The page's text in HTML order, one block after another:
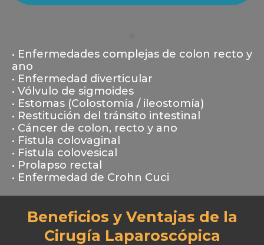
• Enfermedades complejas de colon recto y
ano
• Enfermedad diverticular
• Vólvulo de sigmoides
• Estomas (Colostomía / ileostomía)
• Restitución del tránsito intestinal
• Cáncer de colon, recto y ano
• Fistula colovaginal
• Fistula colovesical
• Prolapso rectal
• Enfermedad de Crohn Cuci
Beneficios y Ventajas de la
Cirugía Laparoscópica